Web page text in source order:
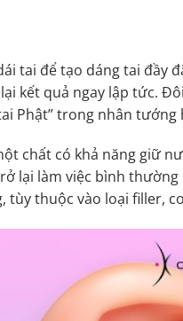
tai để tạo dáng tai đầy
kết quả ngay lập tức.
Phật” trong nhân tướng
chất có khả năng giữ
lại làm việc bình
thuộc vào loại filler,